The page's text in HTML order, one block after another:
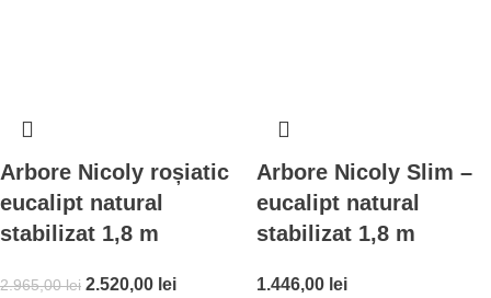
Arbore Nicoly roșiatic
eucalipt natural
stabilizat 1,8 m
2.965,00lei 2.520,00 lei
Arbore Nicoly Slim –
eucalipt natural
stabilizat 1,8 m
1.446,00 lei